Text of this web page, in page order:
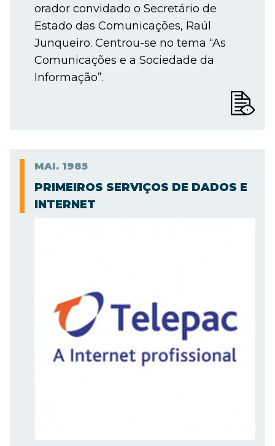
orador convidado o Secretário de
Estado das Comunicações, Raúl
Junqueiro. Centrou-se no tema “As
Comunicações e a Sociedade da
Informação”.
MAI. 1985
PRIMEIROS SERVIÇOS DE DADOS E
INTERNET